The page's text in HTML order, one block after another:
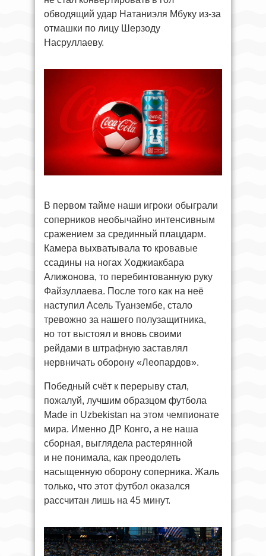
обводящий удар Натаниэля Мбуку из-за
отмашки по лицу Шерзоду
Насруллаеву.
В первом тайме наши игроки обыграли
соперников необычайно интенсивным
сражением за срединный плацдарм.
Камера выхватывала то кровавые
ссадины на ногах Ходжиакбара
Алижонова, то перебинтованную руку
Файзуллаева. После того как на неё
наступил Асель Туанзембе, стало
тревожно за нашего полузащитника,
но тот выстоял и вновь своими
рейдами в штрафную заставлял
нервничать оборону «Леопардов».
Победный счёт к перерыву стал,
пожалуй, лучшим образцом футбола
Made in Uzbekistan на этом чемпионате
мира. Именно ДР Конго, а не наша
сборная, выглядела растерянной
и не понимала, как преодолеть
насыщенную оборону соперника. Жаль
только, что этот футбол оказался
рассчитан лишь на 45 минут.